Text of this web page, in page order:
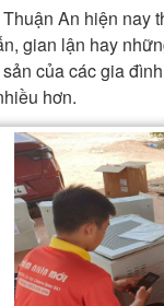
An hiện nay
gian lận hay
của các gia
hơn.